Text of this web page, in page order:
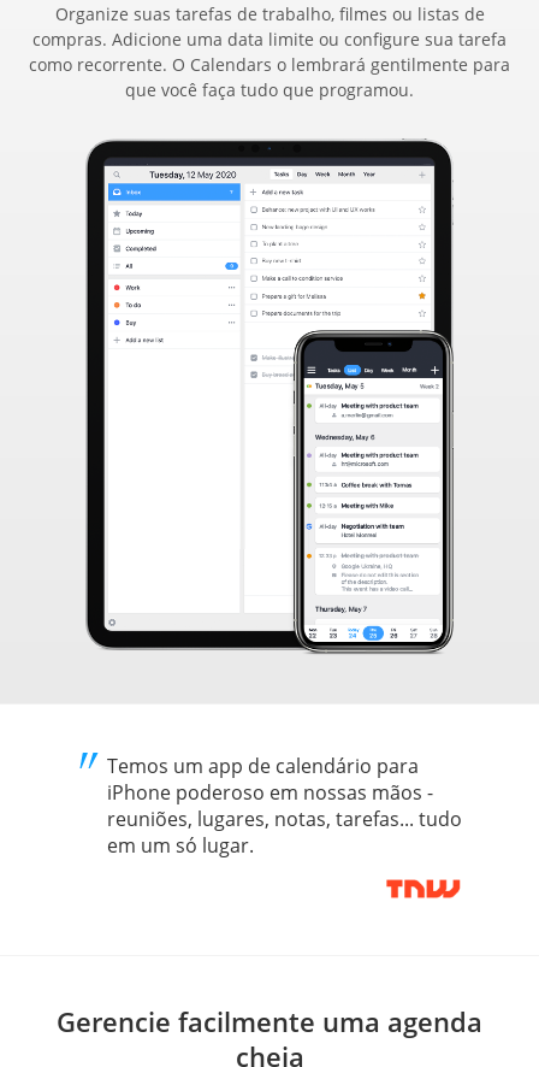
Organize suas tarefas de trabalho, filmes ou listas de
compras. Adicione uma data limite ou configure sua tarefa
como recorrente. O Calendars o lembrará gentilmente para
que você faça tudo que programou.
Temos um app de calendário para
iPhone poderoso em nossas mãos -
reuniões, lugares, notas, tarefas... tudo
em um só lugar.
Gerencie facilmente uma agenda
cheia